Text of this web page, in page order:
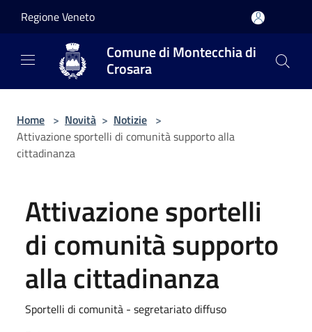
Regione Veneto
Comune di Montecchia di
Crosara
Home > Novità > Notizie >
Attivazione sportelli di comunità supporto alla
cittadinanza
Attivazione sportelli
di comunità supporto
alla cittadinanza
Sportelli di comunità - segretariato diffuso